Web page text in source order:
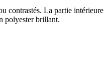
contrastés. La partie intérieure
polyester brillant.